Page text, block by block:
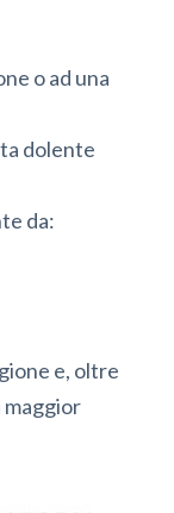
o ad una
dolente
da:
e, oltre
maggior